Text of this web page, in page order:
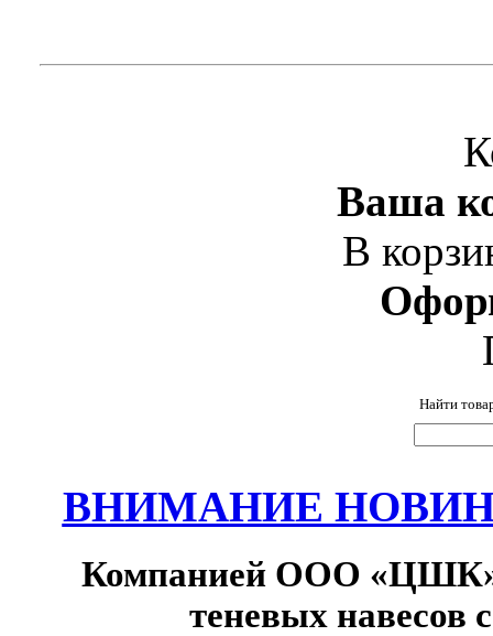
Ваша
В
Найти
ВНИМАНИЕ
Компанией ООО «ЦШК»
теневых навесов